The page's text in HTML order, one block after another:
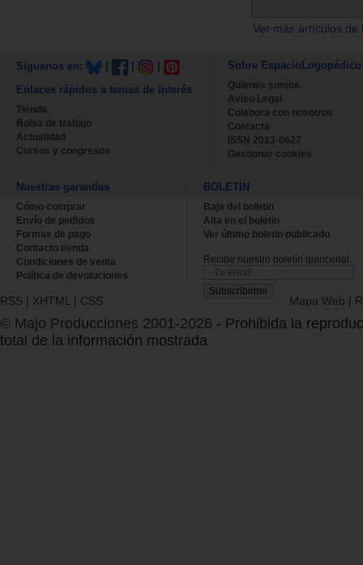
Ver más artículos
Síguenos en:
Enlaces rápidos a temas de interés
Tienda
Bolsa de trabajo
Actualidad
Cursos y congresos
Sobre EspacioLogopédico
Quienes somos
Aviso Legal
Colabora con nosotros
Contacta
ISSN 2013-0627
Gestionar cookies
Nuestras garantías
Cómo comprar
Envío de pedidos
Formas de pago
Contacto tienda
Condiciones de venta
Política de devoluciones
BOLETÍN
Baja del boletin
Alta en el boletin
Ver último boletin publicado
Recibe nuestro boletín quincenal.
RSS | XHTML | CSS Mapa Web |
© Majo Producciones 2001-2026 - Prohibida la
total de la información mostrada